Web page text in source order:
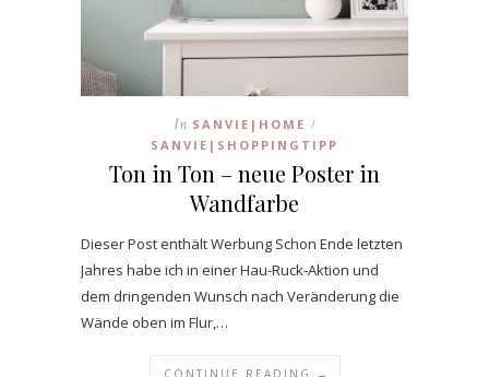
In SANVIE|HOME /
SANVIE|SHOPPINGTIPP
Ton in Ton – neue Poster in
Wandfarbe
Dieser Post enthält Werbung Schon Ende letzten
Jahres habe ich in einer Hau-Ruck-Aktion und
dem dringenden Wunsch nach Veränderung die
Wände oben im Flur,…